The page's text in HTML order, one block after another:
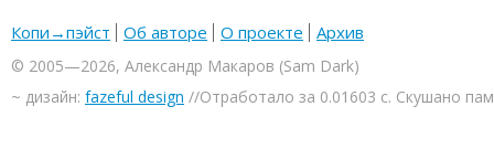
Копи→пэйст Об авторе О проекте Архив
© 2005—2026, Александр Макаров (Sam Dark)
~ дизайн: fazeful design //Отработало за 0.01603 с. Скушано